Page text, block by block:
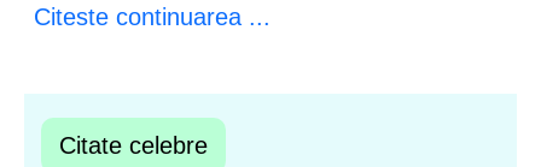
Citeste continuarea ...
Citate celebre